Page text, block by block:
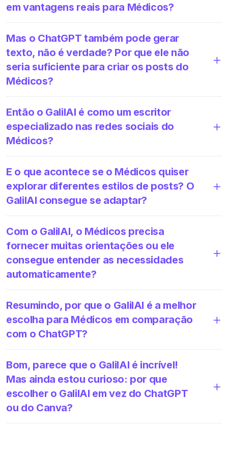
em vantagens reais para Médicos?
Mas o ChatGPT também pode gerar
texto, não é verdade? Por que ele não
seria suficiente para criar os posts do
Médicos?
Então o GalilAI é como um escritor
especializado nas redes sociais do
Médicos?
E o que acontece se o Médicos quiser
explorar diferentes estilos de posts? O
GalilAI consegue se adaptar?
Com o GalilAI, o Médicos precisa
fornecer muitas orientações ou ele
consegue entender as necessidades
automaticamente?
Resumindo, por que o GalilAI é a melhor
escolha para Médicos em comparação
com o ChatGPT?
Bom, parece que o GalilAI é incrível!
Mas ainda estou curioso: por que
escolher o GalilAI em vez do ChatGPT
ou do Canva?